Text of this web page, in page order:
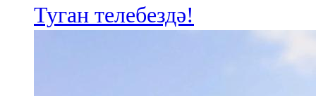
Туган телебездә!